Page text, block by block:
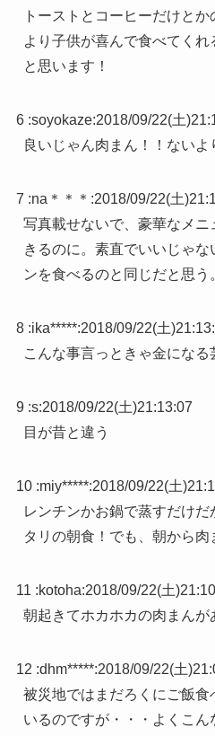
トーストとコーヒーだけと
より子供が喜んで食べてく
と思います！
6 :soyokaze:2018/09/22(土
良いじゃん肉まん！！ないよ
7 :na＊＊＊ :2018/09/22(土
写真載せないで、豪華なメ
きるのに。素直でいいじゃ
ンを食べるのと同じだと思う
8 :ika*****:2018/09/22(土
こんな事言っときゃ金になる
9 :s:2018/09/22(土)21:13:07
目が昔と違う
10 :miy*****:2018/09/22(土
レンチンかお鍋で蒸すだけ
タリの朝食！でも、朝から
11 :kotoha:2018/09/22(土
朝起きてホカホカの肉まんが
12 :dhm*****:2018/09/22(土
被災地ではまだろくにご飯
いるのですが・・・よくこん